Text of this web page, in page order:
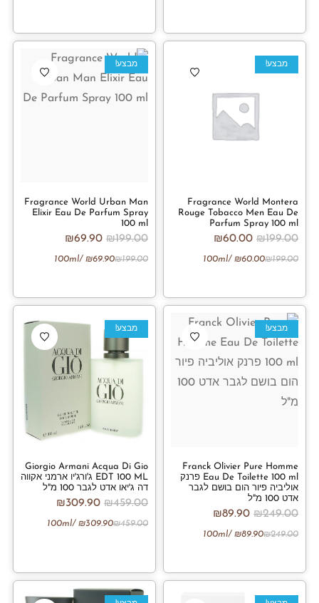
מבצע!
Fragrance World Montera
Rouge Tobacco Men Eau De
Parfum Spray 100 ml
₪199.00
₪60.00
₪199.00
₪60.00
/100ml
מבצע!
Fragrance World Urban Man
Elixir Eau De Parfum Spray
100 ml
₪199.00
₪69.90
₪199.00
₪69.90
/100ml
מבצע!
Franck Olivier Pure Homme
Eau De Toilette 100 ml פרנק
אוליביה פיור הום בושם לגבר
אדט 100 מ"ל
₪249.00
₪89.90
₪249.00
₪89.90
/100ml
מבצע!
Giorgio Armani Acqua Di Gio
EDT 100 ML ג'ורג'יו ארמני אקווה
דה ג'יאו אדט לגבר 100 מ"ל
₪459.00
₪309.90
₪459.00
₪309.90
/100ml